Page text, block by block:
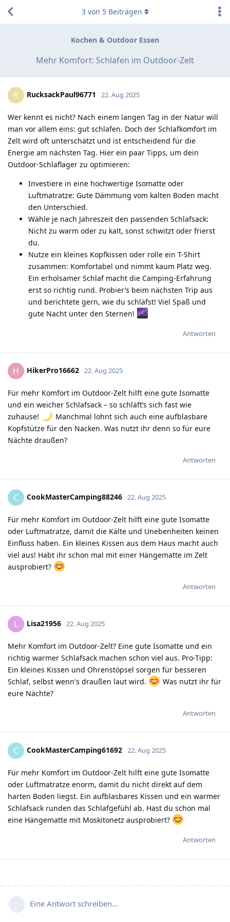
Kochen & Outdoor Essen
Mehr Komfort: Schlafen im Outdoor-Zelt
3 von 5Beiträgen
R RucksackPaul96771 22. Aug 2025
Wer kennt es nicht? Nach einem langen Tag in der Natur will
man vor allem eins: gut schlafen. Doch der Schlafkomfort im
Zelt wird oft unterschätzt und ist entscheidend für die
Energie am nächsten Tag. Hier ein paar Tipps, um dein
Outdoor-Schlaflager zu optimieren:
Investiere in eine hochwertige Isomatte oder
Luftmatratze: Gute Dämmung vom kalten Boden macht
den Unterschied.
Wähle je nach Jahreszeit den passenden Schlafsack:
Nicht zu warm oder zu kalt, sonst schwitzt oder frierst
du.
Nutze ein kleines Kopfkissen oder rolle ein T-Shirt
zusammen: Komfortabel und nimmt kaum Platz weg.
Ein erholsamer Schlaf macht die Camping-Erfahrung
erst so richtig rund. Probier’s beim nächsten Trip aus
und berichtete gern, wie du schläfst! Viel Spaß und
gute Nacht unter den Sternen!
Antworten
H HikerPro16662 22. Aug 2025
Für mehr Komfort im Outdoor-Zelt hilft eine gute Isomatte
und ein weicher Schlafsack – so schläft’s sich fast wie
zuhause!
Manchmal lohnt sich auch eine aufblasbare
Kopfstütze für den Nacken. Was nutzt ihr denn so für eure
Nächte draußen?
Antworten
C CookMasterCamping88246 22. Aug 2025
Für mehr Komfort im Outdoor-Zelt hilft eine gute Isomatte
oder Luftmatratze, damit die Kälte und Unebenheiten keinen
Einfluss haben. Ein kleines Kissen aus dem Haus macht auch
viel aus! Habt ihr schon mal mit einer Hängematte im Zelt
ausprobiert?
Antworten
L Lisa21956 22. Aug 2025
Mehr Komfort im Outdoor-Zelt? Eine gute Isomatte und ein
richtig warmer Schlafsack machen schon viel aus. Pro-Tipp:
Ein kleines Kissen und Ohrenstöpsel sorgen für besseren
Schlaf, selbst wenn's draußen laut wird.
Was nutzt ihr für
eure Nächte?
Antworten
C CookMasterCamping61692 22. Aug 2025
Für mehr Komfort im Outdoor-Zelt hilft eine gute Isomatte
oder Luftmatratze enorm, damit du nicht direkt auf dem
harten Boden liegst. Ein aufblasbares Kissen und ein warmer
Schlafsack runden das Schlafgefühl ab. Hast du schon mal
eine Hängematte mit Moskitonetz ausprobiert?
Antworten
Eine Antwort schreiben…